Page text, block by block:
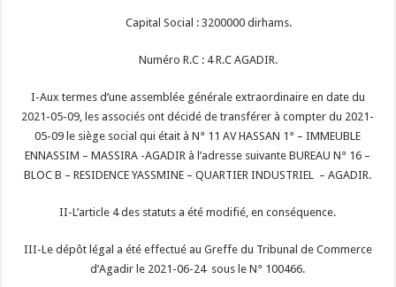
Capital Social : 3200000 dirhams.
Numéro R.C : 4 R.C AGADIR.
I-Aux termes d’une assemblée générale extraordinaire en date du
2021-05-09, les associés ont décidé de transférer à compter du 2021-
05-09 le siège social qui était à N° 11 AV HASSAN 1° – IMMEUBLE
ENNASSIM – MASSIRA -AGADIR à l’adresse suivante BUREAU N° 16 –
BLOC B – RESIDENCE YASSMINE – QUARTIER INDUSTRIEL – AGADIR.
II-L’article 4 des statuts a été modifié, en conséquence.
III-Le dépôt légal a été effectué au Greffe du Tribunal de Commerce
d’Agadir le 2021-06-24 sous le N° 100466.